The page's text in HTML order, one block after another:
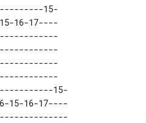
15-
16-17----
15-
16-17----